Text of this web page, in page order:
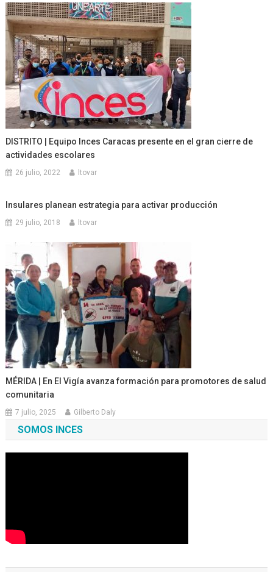
DISTRITO | Equipo Inces Caracas presente en el gran cierre de
actividades escolares
26 julio, 2022 ltovar
Insulares planean estrategia para activar producción
29 julio, 2018 ltovar
MÉRIDA | En El Vigía avanza formación para promotores de salud
comunitaria
7 julio, 2025 Gilberto Daly
SOMOS INCES